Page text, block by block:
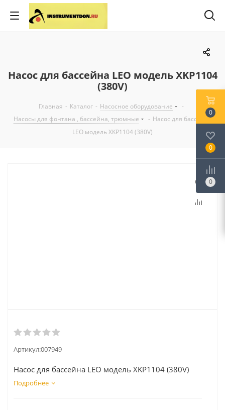
Насос для бассейна LEO модель XKP1104
(380V)
Главная - Каталог - Насосное оборудование
-
Насосы для фонтана , бассейна, трюмные
- Насос для бассейна
LEO модель XKP1104 (380V)
Артикул:007949
Насос для бассейна LEO модель XKP1104 (380V)
Подробнее
0
0
0